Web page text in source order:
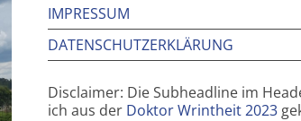
IMPRESSUM
DATENSCHUTZERKLÄRUNG
Disclaimer: Die Subheadline im
ich aus der Doktor Wrintheit 2023